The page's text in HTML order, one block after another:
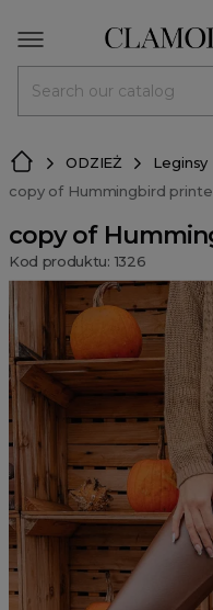
ODZIEŻ
Leginsy
copy of Hummingbird
copy of
Kod produktu: 1326